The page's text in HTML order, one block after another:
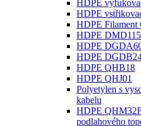
HDPE
HDPE
HDPE Filament
HDPE
HDPE
HDPE
HDPE QHB18
HDPE QHJ01
Polyetylen s
kabelu
HDPE
podlahového